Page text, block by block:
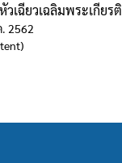
วเฉียวเฉลิมพระเกียรติ
2562